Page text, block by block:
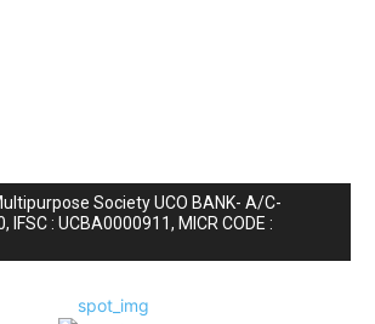
Society UCO BANK- A/C-
: UCBA0000911, MICR CODE :